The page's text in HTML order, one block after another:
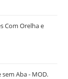
Com Orelha e
sem Aba - MOD.